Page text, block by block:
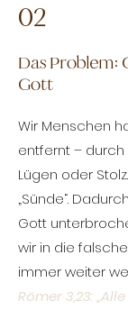
02
Das Problem:
Gott
Wir Menschen
entfernt – durch
Lügen oder
„Sünde“.
Gott
wir in die
immer weiter
Römer 3,23: